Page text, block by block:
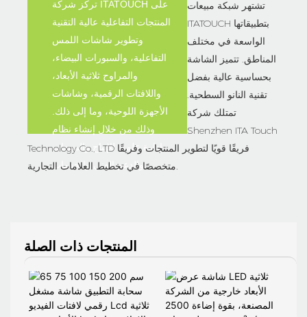
تركز شركة ITATOUCH على
المنتجات التفاعلية عالية التقنية
وتطوير شاشات اللمس
التفاعلية، والسبورات البيضاء،
والمراوح ثلاثية الأبعاد،
واللافتات الرقمية، وشاشات
الأجهزة اللوحية، وما إلى ذلك.
وذلك من خلال إنشاء نظام
إدارة علمي للإنتاج والمبيعات
والدعم الفني والخدمات.
تشتهر شبكة مبيعات
ITATOUCH بتطبيقاتها
الواسعة في مختلف
المناطق. تتميز الشاشة
بحساسية عالية بفضل
تقنية النانو السطحية.
تمتلك شركة
Shenzhen ITA Touch
Technology Co., LTD فريقًا قويًا لتطوير المنتجات وفريقًا
متخصصًا في تخطيط العلامات التجارية.
المنتجات ذات الصلة